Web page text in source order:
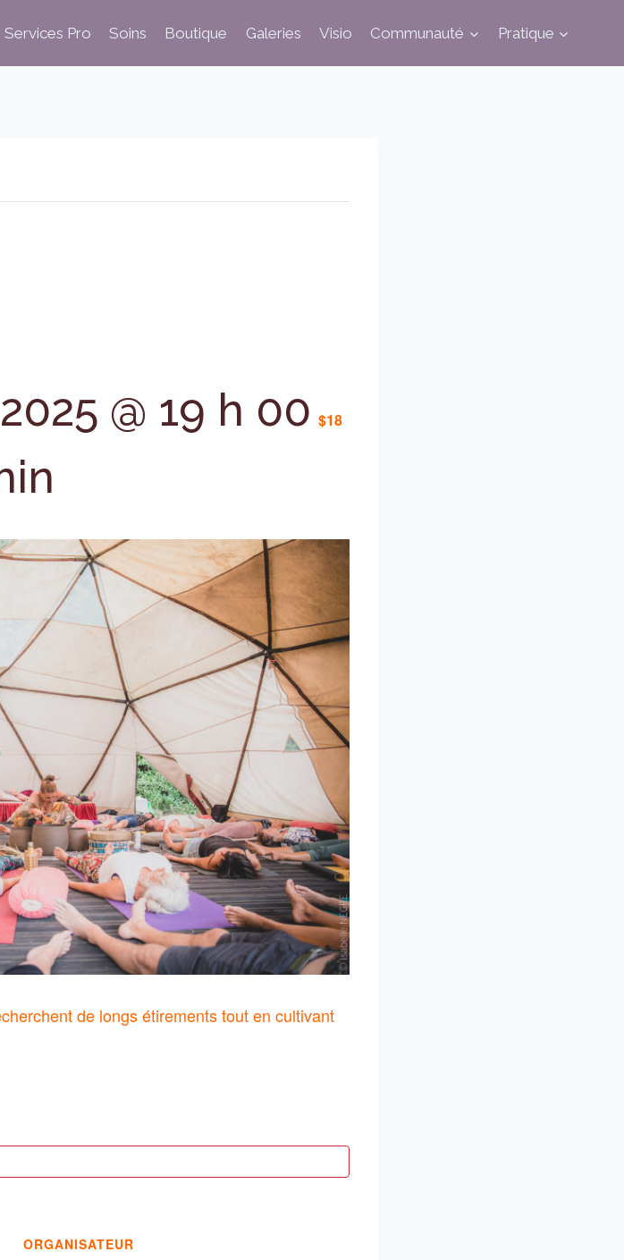
Services Pro Soins Boutique Galeries Visio Communauté Pratique
@ 19 h 00 $18
de longs étirements tout en cultivant
ORGANISATEUR